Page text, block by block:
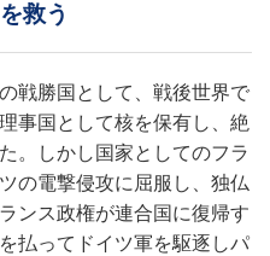
救う
戦勝国として、戦後世界で
事国として核を保有し、絶
。しかし国家としてのフラ
の電撃侵攻に屈服し、独仏
ンス政権が連合国に復帰す
払ってドイツ軍を駆逐しパ